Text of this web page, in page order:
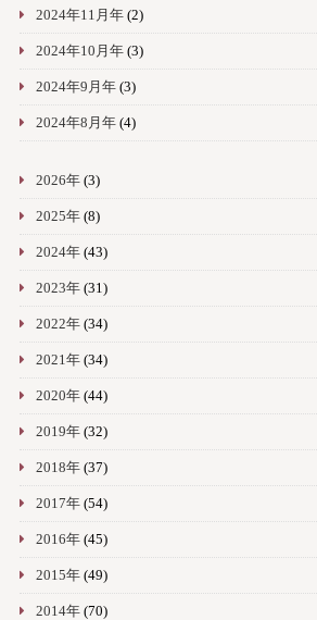
2024年11月年(2)
2024年10月年(3)
2024年9月年(3)
2024年8月年(4)
2026年(3)
2025年(8)
2024年(43)
2023年(31)
2022年(34)
2021年(34)
2020年(44)
2019年(32)
2018年(37)
2017年(54)
2016年(45)
2015年(49)
2014年(70)